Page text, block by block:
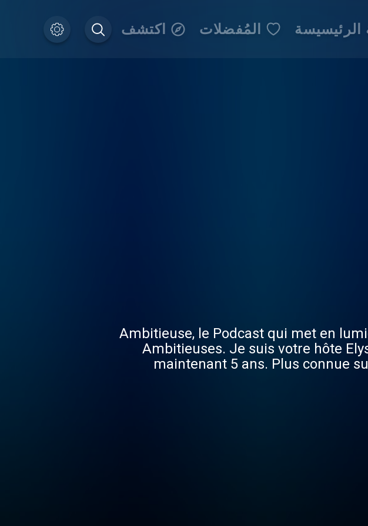
الرئيسيسة المُفضلات اكتشف
Ambitieuse, le Podcast qui met en
Ambitieuses. Je suis votre hôte
maintenant 5 ans. Plus connue
ces histoires qui méritent d’être